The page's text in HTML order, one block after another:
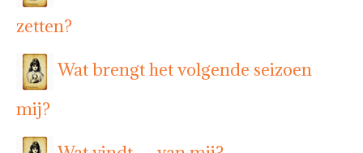
zetten?
Wat brengt het volgende seizoen
mij?